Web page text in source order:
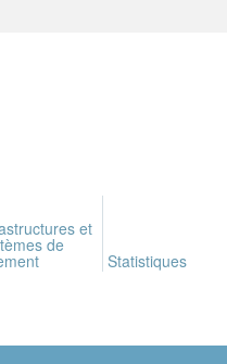
et
de
Statistiques